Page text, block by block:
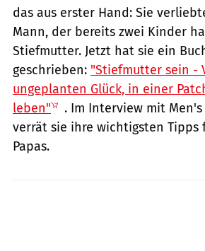
das aus erster Hand: Sie
Mann, der bereits zwei Kinder
Stiefmutter. Jetzt hat sie ein
geschrieben: "Stiefmutter sein -
ungeplanten Glück, in einer
leben"
. Im Interview mit
verrät sie ihre wichtigsten Tipps
Papas.